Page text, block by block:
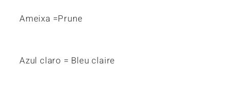
Ameixa =Prune
Azul claro = Bleu claire